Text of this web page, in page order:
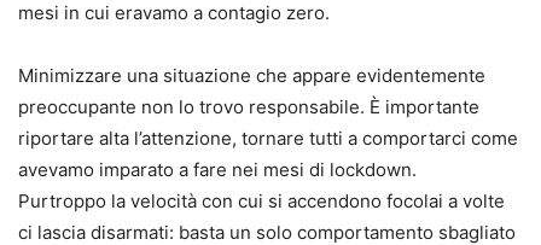
mesi in cui eravamo a contagio zero.
Minimizzare una situazione che appare evidentemente
preoccupante non lo trovo responsabile. È importante
riportare alta l’attenzione, tornare tutti a comportarci come
avevamo imparato a fare nei mesi di lockdown.
Purtroppo la velocità con cui si accendono focolai a volte
ci lascia disarmati: basta un solo comportamento sbagliato